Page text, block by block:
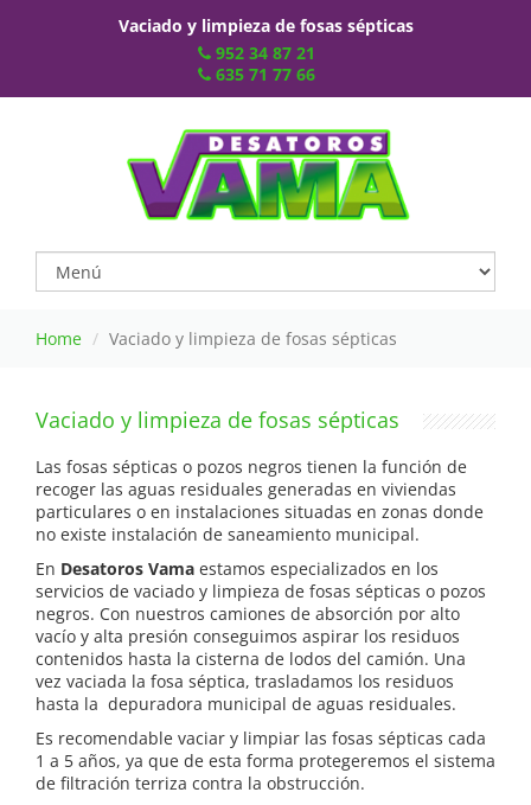
Vaciado y limpieza de fosas sépticas
952 34 87 21
635 71 77 66
Home Vaciado y limpieza de fosas sépticas
Vaciado y limpieza de fosas sépticas
Las fosas sépticas o pozos negros tienen la función de
recoger las aguas residuales generadas en viviendas
particulares o en instalaciones situadas en zonas donde
no existe instalación de saneamiento municipal.
En Desatoros Vama estamos especializados en los
servicios de vaciado y limpieza de fosas sépticas o pozos
negros. Con nuestros camiones de absorción por alto
vacío y alta presión conseguimos aspirar los residuos
contenidos hasta la cisterna de lodos del camión. Una
vez vaciada la fosa séptica, trasladamos los residuos
hasta la depuradora municipal de aguas residuales.
Es recomendable vaciar y limpiar las fosas sépticas cada
1 a 5 años, ya que de esta forma protegeremos el sistema
de filtración terriza contra la obstrucción.